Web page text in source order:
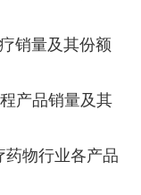
销量及其份额
产品销量及其
物行业各产品